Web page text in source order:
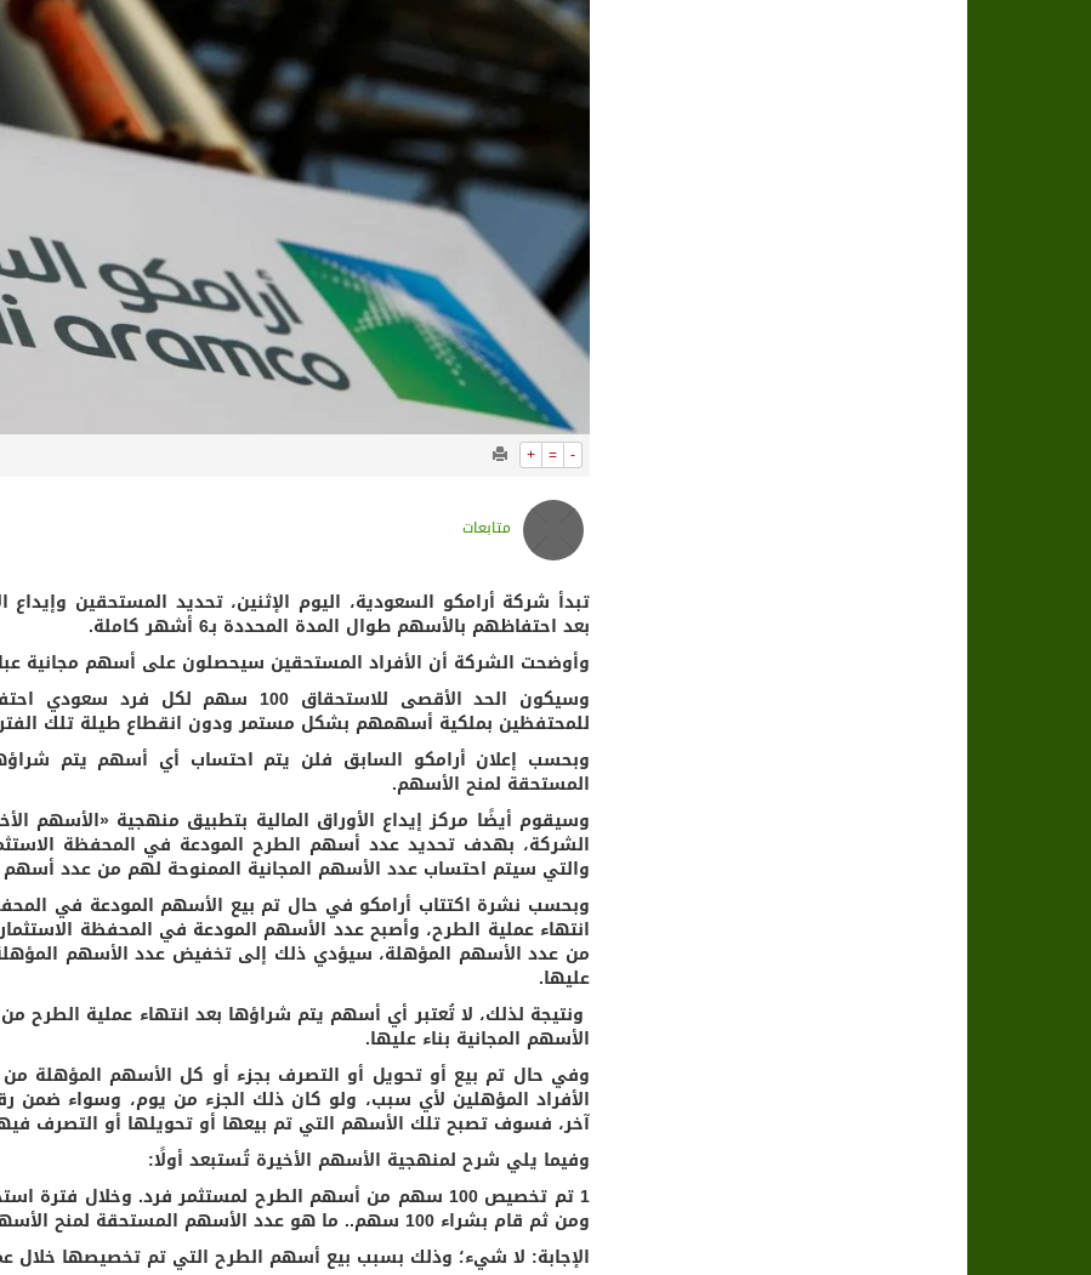
سراة عبيدة ضمن المراكز الأفضل إعلاميا في أجاويد عسير والثاني في مسار الثقافة والتراث
وزارة الحج والعمرة تعلن بدء وصول ضيوف الرحمن إلى المملكة لأداء فريضة الحج
المملكة تؤكد أهمية استمرارية العمليات التشغيلية البحرية وضمان حماية إمدادات الطاقة وسلاسل الإمداد
المحكمة العليا غدٍ الخميس هو المكمل لشهر رمضان
+ = -
متابعات
تبدأ شركة أرامكو السعودية، اليوم الإثنين، تحديد المستحقين وإيداع
بعد احتفاظهم بالأسهم طوال المدة المحددة بـ6 أشهر كاملة.
وأوضحت الشركة أن الأفراد المستحقين سيحصلون على أسهم مجانية عبارة
للمحتفظين بملكية أسهمهم بشكل مستمر ودون انقطاع طيلة تلك
وبحسب إعلان أرامكو السابق فلن يتم احتساب أي أسهم يتم
المستحقة لمنح الأسهم.
وسيقوم أيضًا مركز إيداع الأوراق المالية بتطبيق منهجية «الأسهم
الشركة، بهدف تحديد عدد أسهم الطرح المودعة في المحفظة
والتي سيتم احتساب عدد الأسهم المجانية الممنوحة لهم من عدد أسهم
وبحسب نشرة اكتتاب أرامكو في حال تم بيع الأسهم المودعة في
انتهاء عملية الطرح، وأصبح عدد الأسهم المودعة في المحفظة
من عدد الأسهم المؤهلة، سيؤدي ذلك إلى تخفيض عدد الأسهم
عليها.
ونتيجة لذلك، لا تُعتبر أي أسهم يتم شراؤها بعد انتهاء عملية
الأسهم المجانية بناء عليها.
وفي حال تم بيع أو تحويل أو التصرف بجزء أو كل الأسهم المؤهلة من
آخر، فسوف تصبح تلك الأسهم التي تم بيعها أو تحويلها أو التصرف
وفيما يلي شرح لمنهجية الأسهم الأخيرة تُستبعد أولًا:
ومن ثم قام بشراء 100 سهم.. ما هو عدد الأسهم المستحقة لمنح الأسهم المجانية؟
الإجابة: لا شيء؛ وذلك بسبب بيع أسهم الطرح التي تم تخصيصها خلال